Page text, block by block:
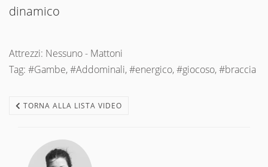
dinamico
Attrezzi: Nessuno - Mattoni
Tag: #Gambe, #Addominali, #energico, #giocoso, #braccia
TORNA ALLA LISTA VIDEO